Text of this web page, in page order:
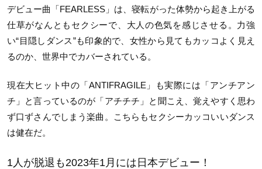
デビュー曲「FEARLESS」は、寝転がった体勢から起き上がる
仕草がなんともセクシーで、大人の色気を感じさせる。力強
い“目隠しダンス”も印象的で、女性から見てもカッコよく見え
るのか、世界中でカバーされている。
現在大ヒット中の「ANTIFRAGILE」も実際には「アンチアン
チ」と言っているのが「アチチチ」と聞こえ、覚えやすく思わ
ず口ずさんでしまう楽曲。こちらもセクシーカッコいいダンス
は健在だ。
1人が脱退も2023年1月には日本デビュー！